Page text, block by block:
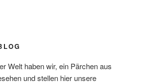
Welt haben wir, ein Pärchen aus
und stellen hier unsere